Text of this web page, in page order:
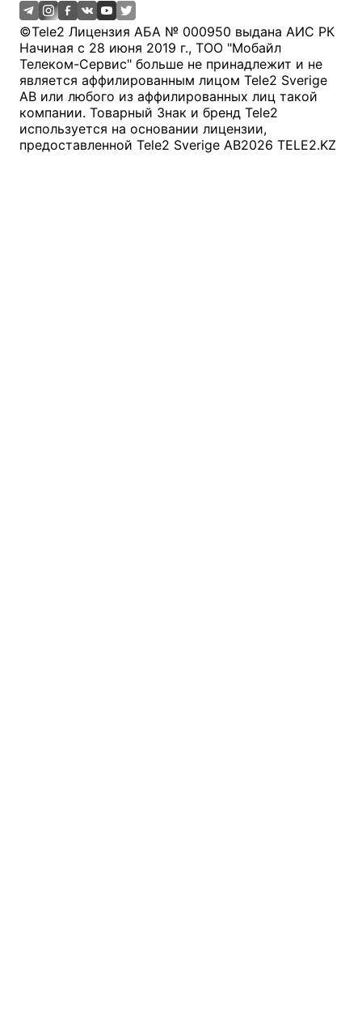
©Tele2 Лицензия АБА № 000950 выдана АИС РК
Начиная с 28 июня 2019 г., ТОО "Мобайл
Телеком-Сервис" больше не принадлежит и не
является аффилированным лицом Tele2 Sverige
AB или любого из аффилированных лиц такой
компании. Товарный Знак и бренд Tele2
используется на основании лицензии,
предоставленной Tele2 Sverige AB2026 TELE2.KZ